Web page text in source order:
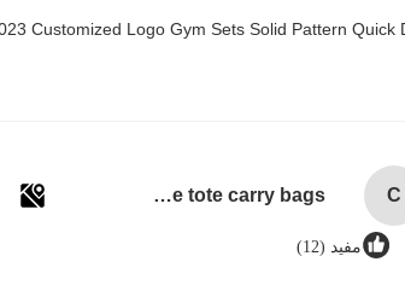
Customized Logo Gym Sets Solid Pattern Quick
C
custom single bottle packaging paper wine gift glass bag 2 bottle black wine tote carry bags
مفید (12)